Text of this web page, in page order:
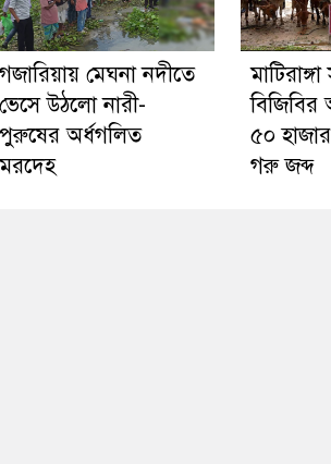
গজারিয়ায় মেঘনা নদীতে
ভেসে উঠলো নারী-
পুরুষের অর্ধগলিত
৫০
গরু জব্দ